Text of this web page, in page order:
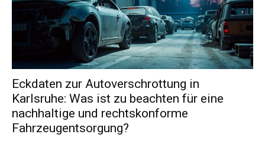
Eckdaten zur Autoverschrottung in
Karlsruhe: Was ist zu beachten für eine
nachhaltige und rechtskonforme
Fahrzeugentsorgung?